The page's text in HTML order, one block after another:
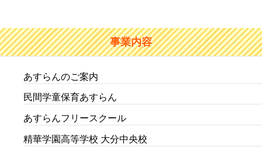
事業内容
あすらんのご案内
民間学童保育あすらん
あすらんフリースクール
精華学園高等学校 大分中央校